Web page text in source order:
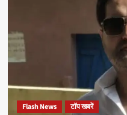
Flash News टॉप खबरें